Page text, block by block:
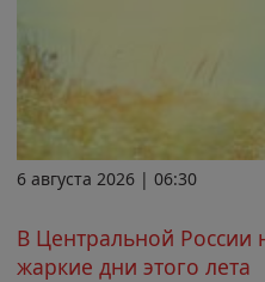
6 августа 2026 | 06:30
В Центральной России
жаркие дни этого лета